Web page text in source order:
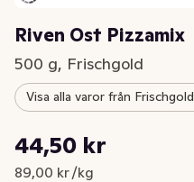
Riven Ost Pizzamix
500 g, Frischgold
Visa alla varor från Frischgold
Nuvarande pris är: 44,50 kr
44,50 kr
89,00 kr /kg
Styckpris: 89,00 kr /kg